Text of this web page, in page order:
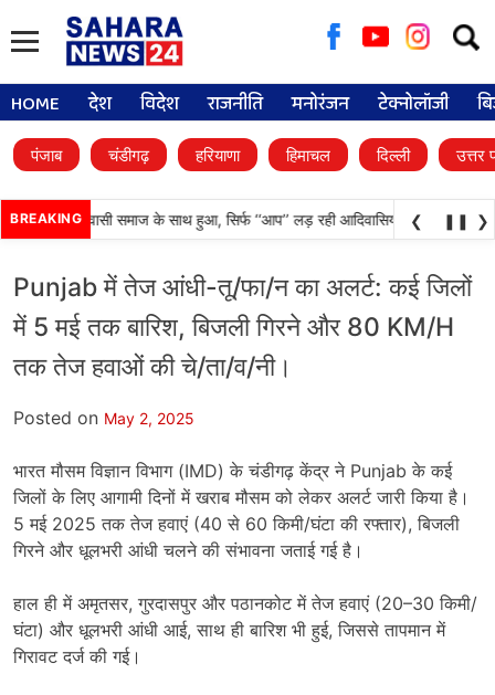
for:
HOME देश विदेश राजनीति मनोरंजन टेक्नोलॉजी
पंजाब चंडीगढ़ हरियाणा हिमाचल दिल्ली उत्तर
BREAKINGआदिवासी समाज के साथ हुआ, सिर्फ ‘‘आप’’ लड़ रही आदिवासियों के अधिकारों की
❮ ❚❚ ❯
Punjab में तेज आंधी-तू/फा/न का अलर्ट: कई जिलों
में 5 मई तक बारिश, बिजली गिरने और 80 KM/H
तक तेज हवाओं की चे/ता/व/नी।
Posted on May 2, 2025
भारत मौसम विज्ञान विभाग (IMD) के चंडीगढ़ केंद्र ने Punjab के कई
जिलों के लिए आगामी दिनों में खराब मौसम को लेकर अलर्ट जारी किया है।
5 मई 2025 तक तेज हवाएं (40 से 60 किमी/घंटा की रफ्तार), बिजली
गिरने और धूलभरी आंधी चलने की संभावना जताई गई है।
हाल ही में अमृतसर, गुरदासपुर और पठानकोट में तेज हवाएं (20–30 किमी/
घंटा) और धूलभरी आंधी आई, साथ ही बारिश भी हुई, जिससे तापमान में
गिरावट दर्ज की गई।